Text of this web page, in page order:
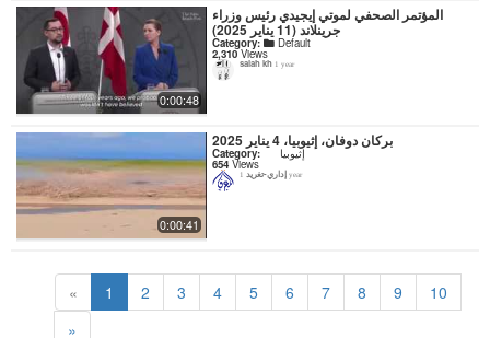
0:00:48
المؤتمر الصحفي لموتي إيجيدي رئيس وزراء
جرينلاند (11 يناير 2025)
Category: Default
2,310Views
salah kh 1 year
0:00:41
بركان دوفان، إثيوبيا، 4 يناير 2025
Category: إثيوبيا
654 Views
إداري-تغريد 1 year
« 1 2 3 4 5 6 7 8 9
10
»